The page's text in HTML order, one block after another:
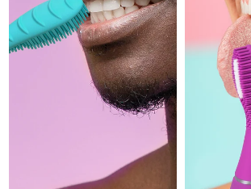
FAQ™护肤品
All FAQ™ skincare
FAQ™产品
All anti-aging treatments
FAQ™护肤品
All FAQ™ skincare
FAQ™产品
All LED treatments
FAQ™产品
All hair treatments
FAQ™ skincare
All FAQ™ skincare
FAQ™ products
All toning treatments
脱毛
PEACH™ 2 Pro
Professional IPL hair
PEACH™ 2
IPL hair removal
身体护理
BEAR™ 2 body
Microcurrent body toning
LUNA™ 4 body
Massaging body brush
ESPADA™ 2 plus
Recurring acne LED
BEAR™ 2 eyes &
Microcurrent line
法国 预
法属波利尼西亚 预
预
预
预